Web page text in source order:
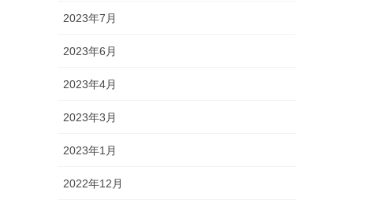
2023年7月
2023年6月
2023年4月
2023年3月
2023年1月
2022年12月